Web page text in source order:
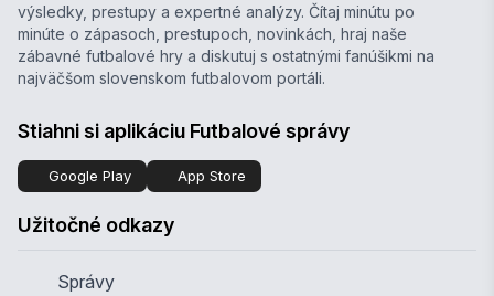
výsledky, prestupy a expertné analýzy. Čítaj minútu po
minúte o zápasoch, prestupoch, novinkách, hraj naše
zábavné futbalové hry a diskutuj s ostatnými fanúšikmi na
najväčšom slovenskom futbalovom portáli.
Stiahni si aplikáciu Futbalové správy
Google Play App Store
Užitočné odkazy
Správy